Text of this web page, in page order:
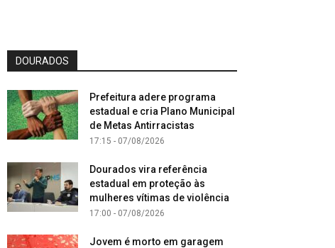
DOURADOS
Prefeitura adere programa
estadual e cria Plano Municipal
de Metas Antirracistas
17:15 - 07/08/2026
Dourados vira referência
estadual em proteção às
mulheres vítimas de violência
17:00 - 07/08/2026
Jovem é morto em garagem